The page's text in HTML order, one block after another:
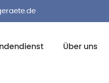
Über uns